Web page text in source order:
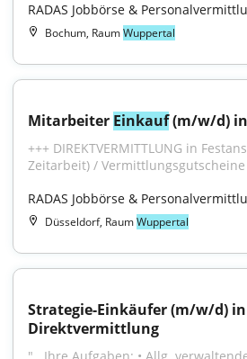
RADAS Jobbörse &
Bochum, RaumWuppertal
Mitarbeiter Einkauf (m/w/d)
+++ DIREKTVERMITTLUNG in
Zeitarbeit) / Vermittlungsgutscheine
RADAS Jobbörse &
Düsseldorf, RaumWuppertal
Strategie-Einkäufer (m/w/d) in
Direktvermittlung